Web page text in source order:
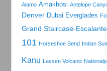
Alamo Amakhosi Antelope
Denver Dubai Everglades
Grand Staircase-Escalante
101 Horseshoe Bend Indian
Kanu Lassen Volcanic